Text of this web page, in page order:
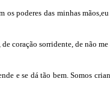
poderes das minhas
coração sorridente, de não
e se dá tão bem. Somos